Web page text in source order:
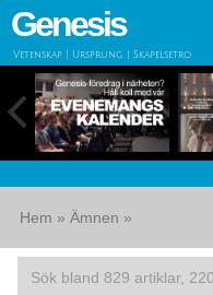
Genesis
Vetenskap | Ursprung | Skapelsetro
Hem » Ämnen »